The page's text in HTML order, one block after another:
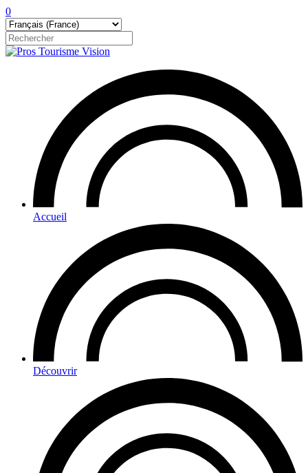
0
Accueil
Découvrir